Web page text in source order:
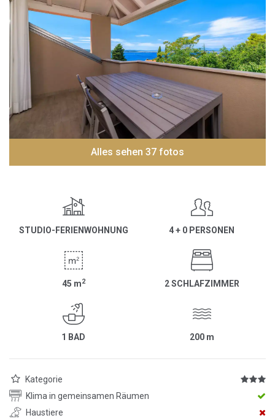
Alles sehen 37 fotos
STUDIO-FERIENWOHNUNG 4 + 0 PERSONEN
45 m2 2 SCHLAFZIMMER
1 BAD 200 m
Kategorie
Klima in gemeinsamen Räumen
Haustiere